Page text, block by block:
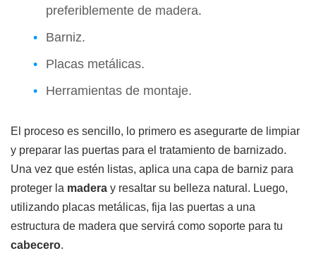
preferiblemente de madera.
Barniz.
Placas metálicas.
Herramientas de montaje.
El proceso es sencillo, lo primero es asegurarte de limpiar
y preparar las puertas para el tratamiento de barnizado.
Una vez que estén listas, aplica una capa de barniz para
proteger la madera y resaltar su belleza natural. Luego,
utilizando placas metálicas, fija las puertas a una
estructura de madera que servirá como soporte para tu
cabecero.